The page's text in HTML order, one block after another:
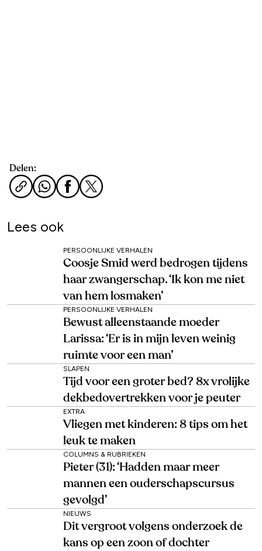
Delen:
Lees ook
PERSOONLIJKE VERHALEN
Coosje Smid werd bedrogen tijdens
haar zwangerschap. ‘Ik kon me niet
van hem losmaken’
PERSOONLIJKE VERHALEN
Bewust alleenstaande moeder
Larissa: ‘Er is in mijn leven weinig
ruimte voor een man’
SLAPEN
Tijd voor een groter bed? 8x vrolijke
dekbedovertrekken voor je peuter
EXTRA
Vliegen met kinderen: 8 tips om het
leuk te maken
COLUMNS & RUBRIEKEN
Pieter (31): ‘Hadden maar meer
mannen een ouderschapscursus
gevolgd’
NIEUWS
Dit vergroot volgens onderzoek de
kans op een zoon of dochter